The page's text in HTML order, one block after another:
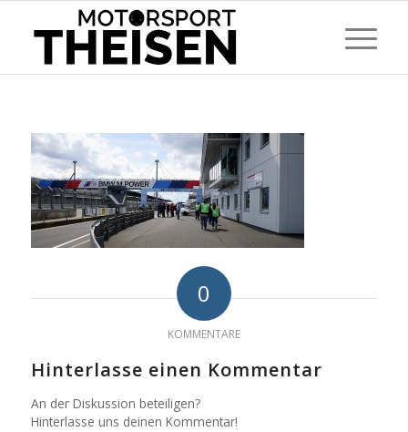
0
KOMMENTARE
Hinterlasse einen Kommentar
An der Diskussion beteiligen?
Hinterlasse uns deinen Kommentar!